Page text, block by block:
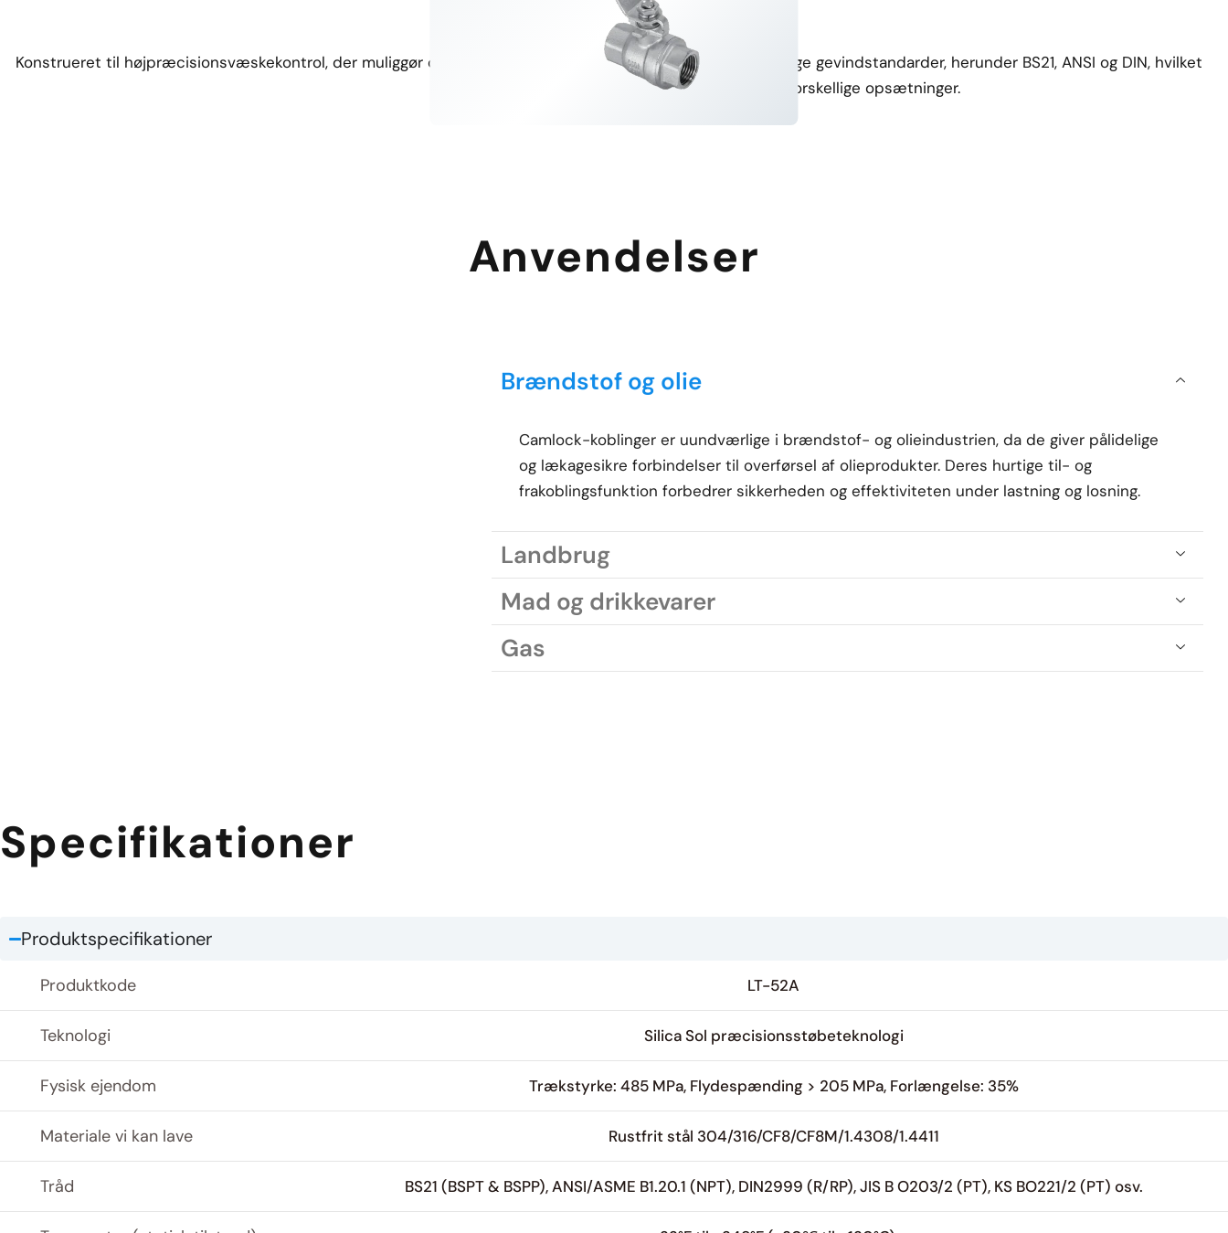
Konstrueret til højpræcisionsvæskekontrol, der muliggør optimal ydeevne i kritiske
Alsidige trådmuligheder
Kompatibel med forskellige gevindstandarder, herunder BS21, ANSI og DIN, hvilket
sikrer nem installation i forskellige opsætninger.
Anvendelser
Brændstof og olie
Camlock-koblinger er uundværlige i brændstof- og olieindustrien, da de giver pålidelige
og lækagesikre forbindelser til overførsel af olieprodukter. Deres hurtige til- og
frakoblingsfunktion forbedrer sikkerheden og effektiviteten under lastning og losning.
Landbrug
Mad og drikkevarer
Gas
Specifikationer
Produktspecifikationer
Produktkode LT-52A
Teknologi Silica Sol præcisionsstøbeteknologi
Fysisk ejendom Trækstyrke: 485 MPa, Flydespænding > 205 MPa, Forlængelse: 35%
Materiale vi kan lave Rustfrit stål 304/316/CF8/CF8M/1.4308/1.4411
Tråd BS21 (BSPT & BSPP), ANSI/ASME B1.20.1 (NPT), DIN2999 (R/RP), JIS B O203/2 (PT), KS BO221/2 (PT) osv.